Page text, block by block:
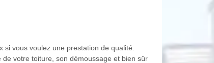
si vous voulez une prestation de qualité.
votre toiture, son démoussage et bien sûr